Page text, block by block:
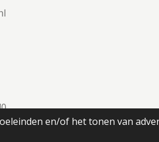
en/of het tonen van